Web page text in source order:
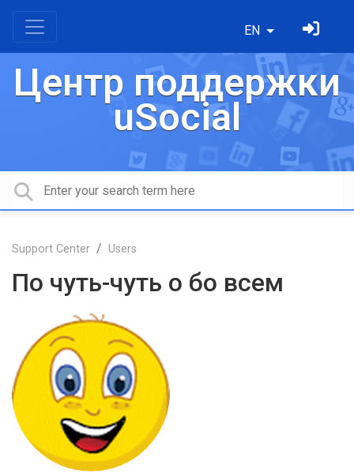
EN
Центр поддержки
uSocial
Support Center Users
По чуть-чуть о бо всем